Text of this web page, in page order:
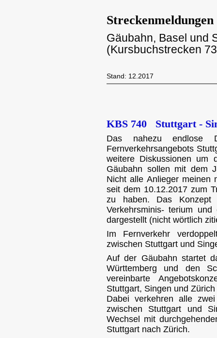
Streckenmeldungen
Gäubahn, Basel und
(Kursbuchstrecken
Stand: 12.2017
KBS 740 Stuttgart -
Das nahezu endlose
Fernverkehrsangebots
weitere Diskussionen um
Gäubahn sollen mit dem
Nicht alle Anlieger meinen
seit dem 10.12.2017 zum
zu haben. Das Konzept
Verkehrsminis- terium
dargestellt (nicht wörtlich
Im Fernverkehr
zwischen Stuttgart und
Auf der Gäubahn startet
Württemberg und den
vereinbarte
Stuttgart, Singen und
Dabei verkehren alle
zwischen Stuttgart und
Wechsel mit
Stuttgart nach Zürich.